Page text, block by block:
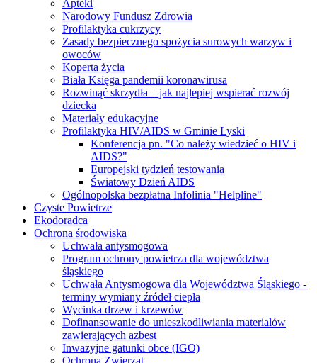
Apteki
Narodowy Fundusz Zdrowia
Profilaktyka cukrzycy
Zasady bezpiecznego spożycia surowych warzyw i
owoców
Koperta życia
Biała Księga pandemii koronawirusa
Rozwinąć skrzydła – jak najlepiej wspierać rozwój
dziecka
Materiały edukacyjne
Profilaktyka HIV/AIDS w Gminie Lyski
Konferencja pn. "Co należy wiedzieć o HIV i
AIDS?"
Europejski tydzień testowania
Światowy Dzień AIDS
Ogólnopolska bezpłatna Infolinia "Helpline"
Czyste Powietrze
Ekodoradca
Ochrona środowiska
Uchwała antysmogowa
Program ochrony powietrza dla województwa
śląskiego
Uchwała Antysmogowa dla Województwa Śląskiego -
terminy wymiany źródeł ciepła
Wycinka drzew i krzewów
Dofinansowanie do unieszkodliwiania materialów
zawierających azbest
Inwazyjne gatunki obce (IGO)
Ochrona Zwierząt